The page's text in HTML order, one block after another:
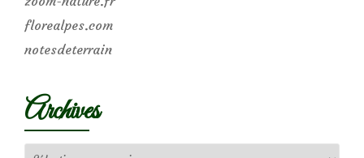
florealpes.com
notesdeterrain
Archives